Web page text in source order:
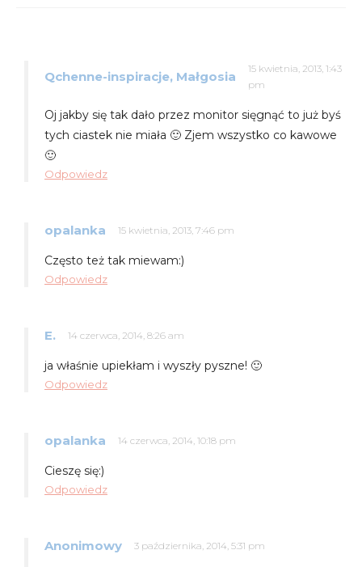
Qchenne-inspiracje, Małgosia
15 kwietnia, 2013, 1:43
pm
Oj jakby się tak dało przez monitor sięgnąć to już byś
tych ciastek nie miała 🙂 Zjem wszystko co kawowe
🙂
Odpowiedz
opalanka 15 kwietnia, 2013, 7:46 pm
Często też tak miewam:)
Odpowiedz
E. 14 czerwca, 2014, 8:26 am
ja właśnie upiekłam i wyszły pyszne! 🙂
Odpowiedz
opalanka 14 czerwca, 2014, 10:18 pm
Cieszę się:)
Odpowiedz
Anonimowy 3 października, 2014, 5:31 pm